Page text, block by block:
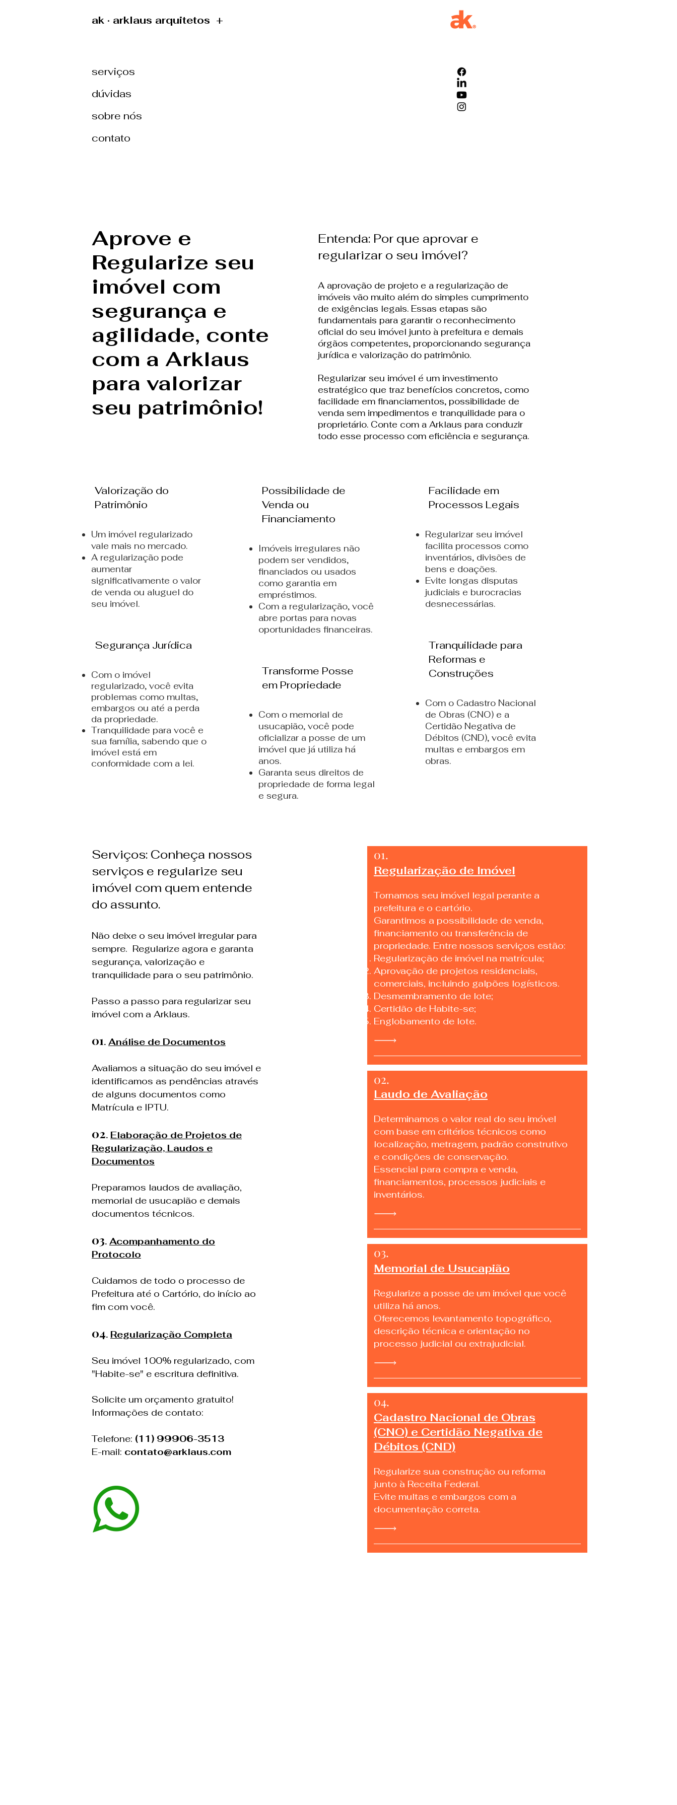
ak · arklaus arquitetos +
Aprove e
Regularize seu
imóvel com
segurança e
agilidade, conte
com a Arklaus
para valorizar
seu patrimônio!
Entenda: Por que aprovar e
regularizar o seu imóvel?
A aprovação de projeto e a regularização de
imóveis vão muito além do simples cumprimento
de exigências legais. Essas etapas são
fundamentais para garantir o reconhecimento
oficial do seu imóvel junto à prefeitura e demais
órgãos competentes, proporcionando segurança
jurídica e valorização do patrimônio.
Regularizar seu imóvel é um investimento
estratégico que traz benefícios concretos, como
facilidade em financiamentos, possibilidade de
venda sem impedimentos e tranquilidade para o
proprietário. Conte com a Arklaus para conduzir
todo esse processo com eficiência e segurança.
Valorização do
Patrimônio
Um imóvel regularizado
vale mais no mercado.
A regularização pode
aumentar
significativamente o valor
de venda ou aluguel do
seu imóvel.
Segurança Jurídica
Com o imóvel
regularizado, você evita
problemas como multas,
embargos ou até a perda
da propriedade.
Tranquilidade para você e
sua família, sabendo que o
imóvel está em
conformidade com a lei.
Possibilidade de
Venda ou
Financiamento
Imóveis irregulares não
podem ser vendidos,
financiados ou usados
como garantia em
empréstimos.
Com a regularização, você
abre portas para novas
oportunidades financeiras.
Transforme Posse
em Propriedade
Com o memorial de
usucapião, você pode
oficializar a posse de um
imóvel que já utiliza há
anos.
Garanta seus direitos de
propriedade de forma legal
e segura.
Facilidade em
Processos Legais
Regularizar seu imóvel
facilita processos como
inventários, divisões de
bens e doações.
Evite longas disputas
judiciais e burocracias
desnecessárias.
Tranquilidade para
Reformas e
Construções
Com o Cadastro Nacional
de Obras (CNO) e a
Certidão Negativa de
Débitos (CND), você evita
multas e embargos em
obras.
Serviços: Conheça nossos
serviços e regularize seu
imóvel com quem entende
do assunto.
Não deixe o seu imóvel irregular para
sempre. Regularize agora e garanta
segurança, valorização e
tranquilidade para o seu patrimônio. ​
Passo a passo para regularizar seu
imóvel com a Arklaus.
01. Análise de Documentos
Avaliamos a situação do seu imóvel e
identificamos as pendências através
de alguns documentos como
Matrícula e IPTU. ​
02. Elaboração de Projetos de
Regularização, Laudos e
Documentos
Preparamos laudos de avaliação,
memorial de usucapião e demais
documentos técnicos.
03. Acompanhamento do
Protocolo
Cuidamos de todo o processo de
Prefeitura até o Cartório, do início ao
fim com você.
04. Regularização Completa
Seu imóvel 100% regularizado, com
"Habite-se" e escritura definitiva.
Solicite um orçamento gratuito!
​Informações de contato:
​Telefone: (11) 99906-3513
E-mail: contato@arklaus.com
01.
Regularização de Imóvel
Tornamos seu imóvel legal perante a
prefeitura e o cartório.
Garantimos a possibilidade de venda,
financiamento ou transferência de
propriedade. Entre nossos serviços estão:​
Regularização de imóvel na matrícula;
Aprovação de projetos residenciais,
comerciais, incluindo galpões logísticos.
Desmembramento de lote;
Certidão de Habite-se;
Englobamento de lote.
02.
Laudo de Avaliação
Determinamos o valor real do seu imóvel
com base em critérios técnicos como
localização, metragem, padrão construtivo
e condições de conservação.
Essencial para compra e venda,
financiamentos, processos judiciais e
inventários.
03.
Memorial de Usucapião
Regularize a posse de um imóvel que você
utiliza há anos.
Oferecemos levantamento topográfico,
descrição técnica e orientação no
processo judicial ou extrajudicial.
04.
Cadastro Nacional de Obras
(CNO) e Certidão Negativa de
Débitos (CND)
Regularize sua construção ou reforma
junto à Receita Federal.
Evite multas e embargos com a
documentação correta.
serviços
dúvidas
sobre nós
contato